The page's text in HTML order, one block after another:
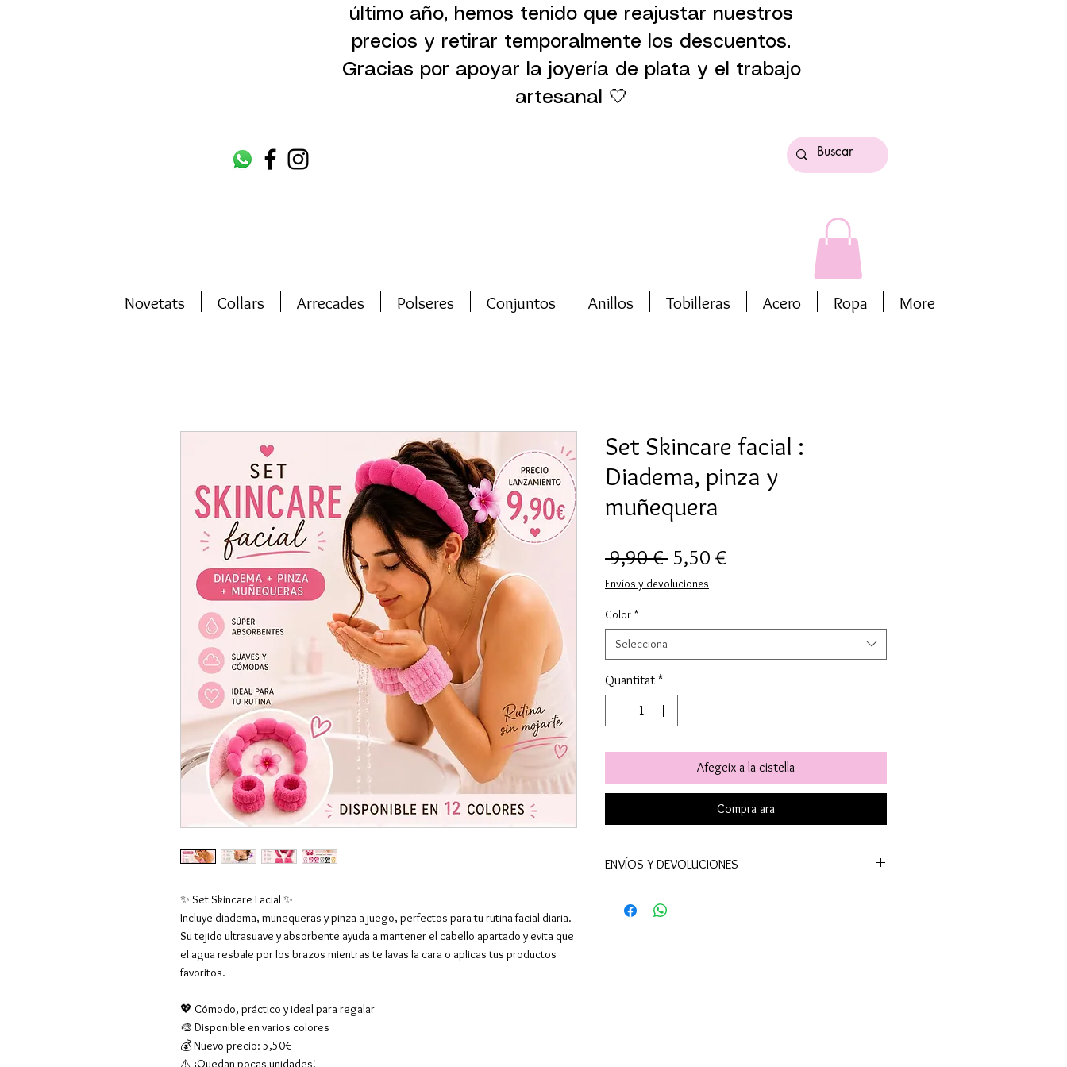
último año, hemos tenido que reajustar nuestros
precios y retirar temporalmente los descuentos.
Gracias por apoyar la joyería de plata y el trabajo
artesanal 🤍
Novetats Collars Arrecades Polseres Conjuntos Anillos Tobilleras Acero Ropa More
✨ Set Skincare Facial ✨
Incluye diadema, muñequeras y pinza a juego, perfectos para tu rutina facial diaria.
Su tejido ultrasuave y absorbente ayuda a mantener el cabello apartado y evita que
el agua resbale por los brazos mientras te lavas la cara o aplicas tus productos
favoritos.
💖 Cómodo, práctico y ideal para regalar
🎨 Disponible en varios colores
💰 Nuevo precio: 5,50€
⚠️ ¡Quedan pocas unidades!
Set Skincare facial :
Diadema, pinza y
muñequera
9,90 € Preu
normal
5,50 €
Envíos y devoluciones
Color *
Selecciona
Quantitat *
Afegeix a la cistella
Compra ara
ENVÍOS Y DEVOLUCIONES
En España península el plazo de entrega es de 24-48 h